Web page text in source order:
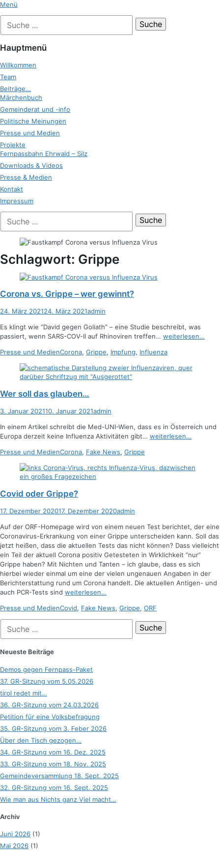
Zum
springen
Menü
nach:
Hauptmenü
Willkommen
Team
Beiträge…
Märchenbuch
Gemeinderat und -info
Politische Meinungen
Presse und Medien
Projekte
Fernpassbahn Ehrwald – Silz
Downloads & Videos
Presse & Medien
Kontakt
Impressum
der
Suche
nach:
Schlagwort: Grippe
Corona vs. Grippe – wer gewinnt?
Posted
24. März 202124. März 2021Autor
admin
Es klingt wie “David gegen Goliath” – eine Studie beschreibt, was
passiert, wenn SARS-COV-II auf Rhinoviren treffen… weiterlesen…
Kategorien
Presse und MedienSchlagworte
Corona, Grippe, Impfung, Influenza
Wer soll das glauben…
Posted
3. Januar 202110. Januar 2021Autor
admin
In einem Artikel schreibt die Med-UNI-Wien, dass es in Österreich und
Europa derzeit keine Influenza Aktivitäten gibt… weiterlesen…
Kategorien
Presse und MedienSchlagworte
Corona, Fake News, Grippe
Covid oder Grippe?
Posted
17. Dezember 202017. Dezember 2020Autor
admin
Auf der ORF-Homepage wird von einem neuen Test berichtet, der eine
Coronavirus-Erkrankung von einer Grippe unterscheiden kann. Soll das
jetzt heißen, dass die aktuellen Tests das nicht können? Dass vielleicht
ein Teil der aktuell Corona positiv Getesteten in Wirklichkeit “nur”
Grippe haben? Mit Nichten und Tanten – ich glaube, dass es sich
hierbei wieder einmal um eine der vielen ungenauen Angaben in der
Berichterstattung rund um Corona handelt. Die aktuellen Antigen- und
auch PCR-Tests sind weiterlesen…
Kategorien
Presse und MedienSchlagworte
Covid, Fake News, Grippe, ORF
nach:
Neueste Beiträge
Demos gegen Fernpass-Paket
37. GR-Sitzung vom 5.05.2026
tirol redet mit…
36. GR-Sitzung vom 24.03.2026
Petition für eine Volksbefragung
35. GR-Sitzung vom 3. Feber 2026
Über den Tisch gezogen…
34. GR-Sitzung vom 16. Dez. 2025
33. GR-Sitzung vom 18. Nov. 2025
Gemeindeversammlung 18. Sept. 2025
32. GR-Sitzung vom 16. Sept. 2025
Wie man aus Nichts ganz Viel macht…
Archiv
Juni 2026 (1)
Mai 2026 (1)